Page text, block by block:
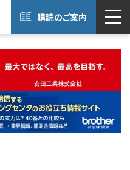
購読のご案内